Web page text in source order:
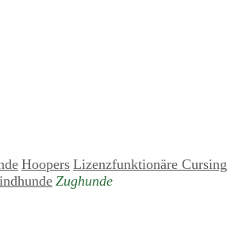
Hoopers Lizenzfunktionäre Cursing
Zughunde